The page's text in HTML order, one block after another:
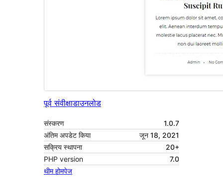
पूर्व संवीक्षाडाउनलोड
संस्करण
1.0.7
अंतिम अपडेट किया
जून 18, 2021
सक्रिय स्थापना
20+
PHP version
7.0
थीम होमपेज